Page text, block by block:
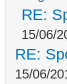
RE:
15/06/
RE:
15/06/